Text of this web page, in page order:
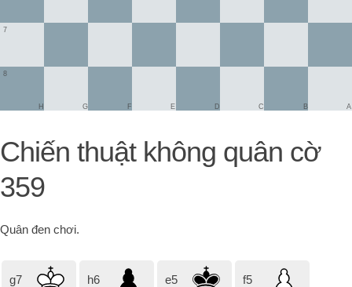
7
8
A
B
C
D
E
F
G
H
Chiến thuật không quân cờ
359
Quân đen chơi.
g7 h6 e5 f5